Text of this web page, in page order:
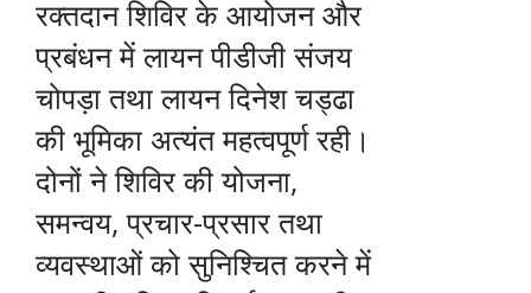
रक्तदान शिविर के आयोजन और
प्रबंधन में लायन पीडीजी संजय
चोपड़ा तथा लायन दिनेश चड्ढा
की भूमिका अत्यंत महत्वपूर्ण रही।
दोनों ने शिविर की योजना,
समन्वय, प्रचार-प्रसार तथा
व्यवस्थाओं को सुनिश्चित करने में